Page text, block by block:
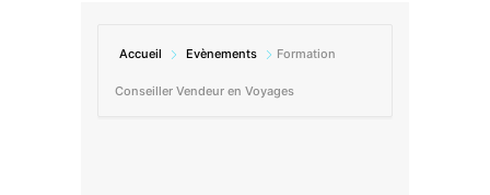
Accueil Evènements Formation
Conseiller Vendeur en Voyages